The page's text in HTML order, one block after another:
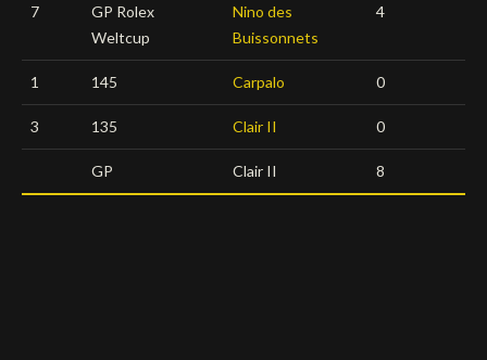
7
GP Rolex
Weltcup
Nino des
Buissonnets
4
1 145 Carpalo 0
3 135 Clair II 0
GP Clair II 8